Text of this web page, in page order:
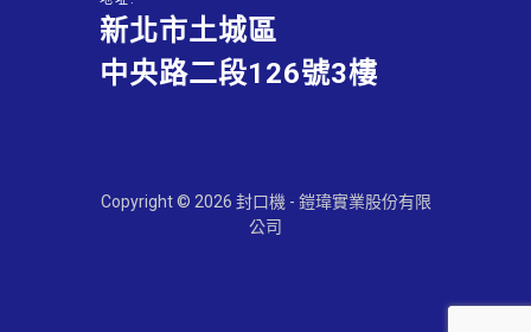
新北市土城區
中央路二段126號3樓
Copyright © 2026 封口機 - 鎧瑋實業股份有限
公司